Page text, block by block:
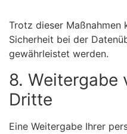
Trotz dieser Maßnahmen
Sicherheit bei der
gewährleistet werden.
8. Weitergabe
Dritte
Eine Weitergabe Ihrer